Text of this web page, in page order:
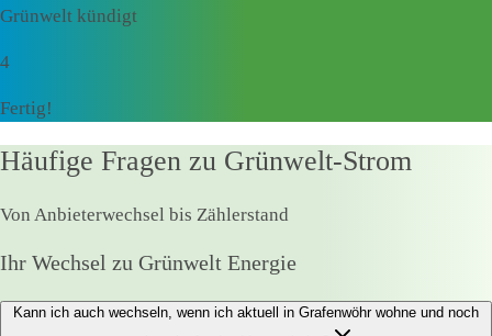
Grünwelt kündigt
4
Fertig!
Häufige Fragen zu Grünwelt-Strom
Von Anbieterwechsel bis Zählerstand
Ihr Wechsel zu Grünwelt Energie
Kann ich auch wechseln, wenn ich aktuell in Grafenwöhr wohne und noch